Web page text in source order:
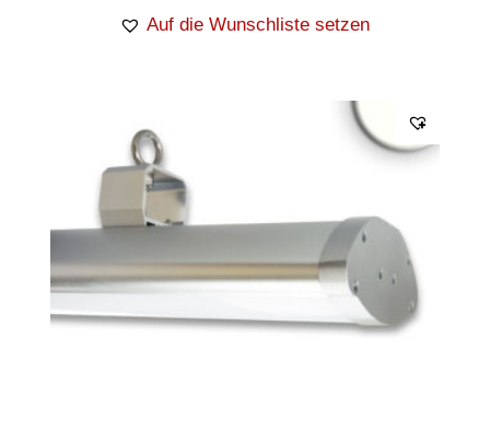
Auf die Wunschliste setzen